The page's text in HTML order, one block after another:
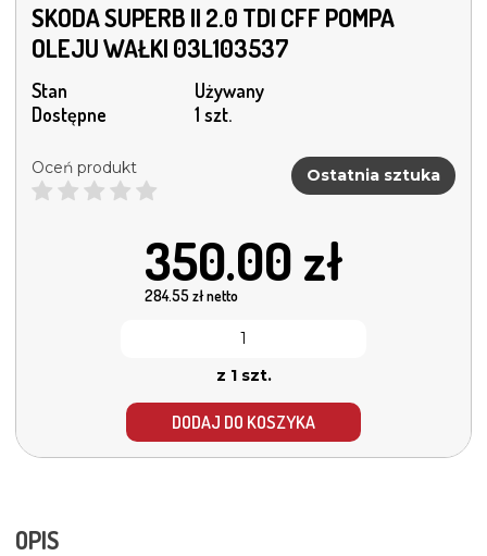
SKODA SUPERB II 2.0 TDI CFF POMPA
OLEJU WAŁKI 03L103537
Stan
Używany
Dostępne
1 szt.
Oceń produkt Ostatnia sztuka
350.00 zł
284.55zł netto
z 1 szt.
DODAJ DO KOSZYKA
OPIS